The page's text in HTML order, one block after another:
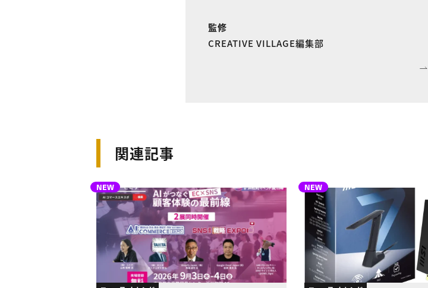
監修
CREATIVE VILLAGE編集部
関連記事
NEW NEW